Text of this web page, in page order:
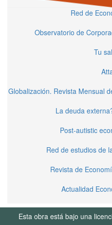
Red de
Observatorio de
Tu
Globalización. Revista Mensual
La deuda
Post-autistic
Red de estudios de
Revista de
Actualidad
Esta obra está bajo una